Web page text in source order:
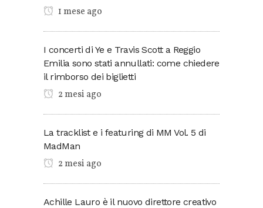
1 mese ago
I concerti di Ye e Travis Scott a Reggio
Emilia sono stati annullati: come chiedere
il rimborso dei biglietti
2 mesi ago
La tracklist e i featuring di MM Vol. 5 di
MadMan
2 mesi ago
Achille Lauro è il nuovo direttore creativo